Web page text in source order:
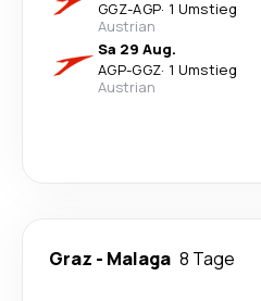
GGZ-AGP· 1 Umstieg
Austrian
Sa 29 Aug.
AGP-GGZ· 1 Umstieg
Austrian
Graz - Malaga 8 Tage